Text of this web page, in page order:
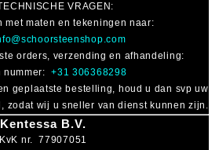
VRAGEN :
met maten en tekeningen naar:
orders, verzending en afhandeling:
nummer:+31 306368298
geplaatste bestelling, houd u dan svp uw
zodat wij u sneller van dienst kunnen zijn.
Kentessa B.V.
KvK nr. 77907051